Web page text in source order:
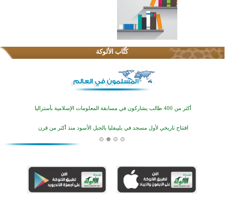
كُتَّاب الألوكة
القرآن والتربية في صدارة البرامج الصيفية للمسلمين في بينزا وساراتوف وموردوفيا هذا العام
اختتام الدورة التاسعة لمسابقة حفظ وتلاوة القرآن الكريم في أزناكاييف
أكثر من 100 شخص يتعرفون على الإسلام خلال يوم المسجد المفتوح في ميلفيل
اختتام منافسات قرآنية متميزة في بنغلاديش بمشاركة 3000 متسابق
منطقة ريبوفسي تحتفل بميلاد مسجد جديد في أجواء إيمانية مميزة
القرآن والتربية في صدارة البرامج الصيفية للمسلمين في بينزا وساراتوف وموردوفيا هذا العام